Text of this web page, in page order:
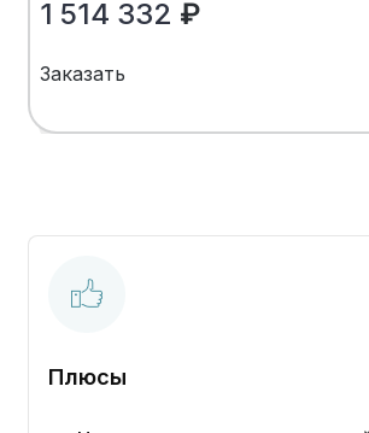
1 514 332 ₽
Заказать
Плюсы